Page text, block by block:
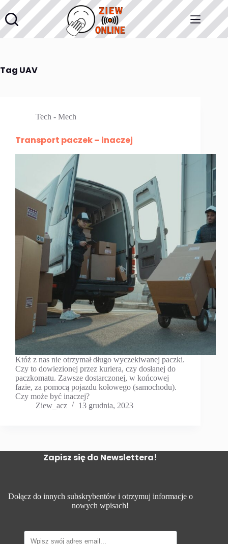
Przejdź
do
treści
Tag UAV
Tech - Mech
Transport paczek – inaczej
Któż z nas nie otrzymał długo wyczekiwanej paczki.
Czy to dowiezionej przez kuriera, czy dosłanej do
paczkomatu. Zawsze dostarczonej, w końcowej
fazie, za pomocą pojazdu kołowego (samochodu).
Czy może być inaczej?
Ziew_acz
13 grudnia, 2023
Zapisz się do Newslettera!
Dołącz do innych subskrybentów i otrzymuj informacje o
nowych wpisach!